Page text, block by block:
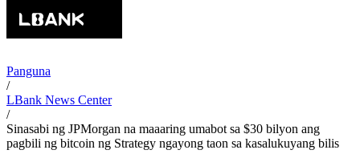
Panguna
/
LBank News Center
/
Sinasabi ng JPMorgan na maaaring umabot sa $30 bilyon ang
pagbili ng bitcoin ng Strategy ngayong taon sa kasalukuyang bilis